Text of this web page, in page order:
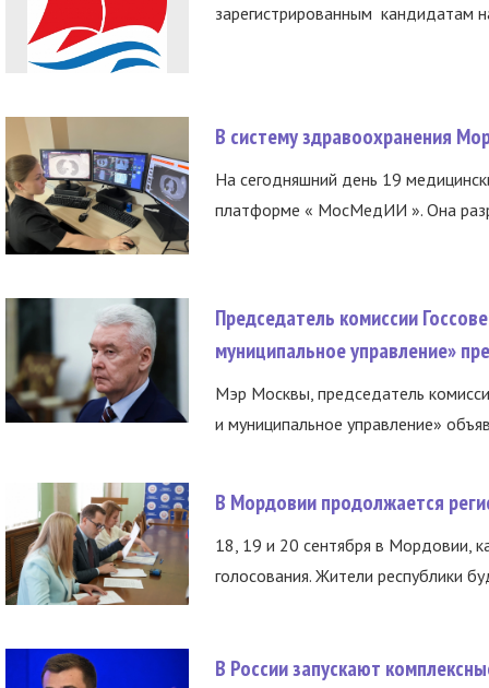
зарегистрированным кандидатам
В систему здравоохранения
На сегодняшний день 19
платформе « МосМедИИ ». Она
Председатель комиссии
муниципальное управление»
Мэр Москвы, председатель
и муниципальное управление»
В Мордовии продолжается
18, 19 и 20 сентября в Мордовии,
голосования. Жители республики
В России запускают